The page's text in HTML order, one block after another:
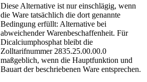
Diese Alternative ist nur einschlägig, wenn
die Ware tatsächlich die dort genannte
Bedingung erfüllt: Alternative bei
abweichender Warenbeschaffenheit. Für
Dicalciumphosphat bleibt die
Zolltarifnummer 2835.25.00.00.0
maßgeblich, wenn die Hauptfunktion und
Bauart der beschriebenen Ware entsprechen.